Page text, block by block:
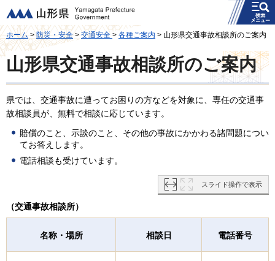
山形県
メニュー
ホーム>防災・安全> 交通安全 > 各種ご案内 > 山形県交通事故相談所のご案内
山形県交通事故相談所のご案内
県では、交通事故に遭ってお困りの方などを対象に、専任の交通事
故相談員が、無料で相談に応じています。
賠償のこと、示談のこと、その他の事故にかかわる諸問題につい
てお答えします。
電話相談も受けています。
スライド操作で表示
（交通事故相談所）
名称・場所 相談日 電話番号